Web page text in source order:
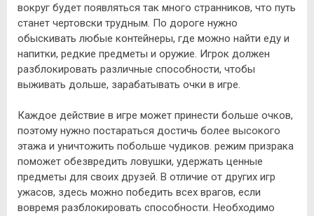
вокруг будет появляться так много странников, что путь
станет чертовски трудным. По дороге нужно
обыскивать любые контейнеры, где можно найти еду и
напитки, редкие предметы и оружие. Игрок должен
разблокировать различные способности, чтобы
выживать дольше, зарабатывать очки в игре.
Каждое действие в игре может принести больше очков,
поэтому нужно постараться достичь более высокого
этажа и уничтожить побольше чудиков. режим призрака
поможет обезвредить ловушки, удержать ценные
предметы для своих друзей. В отличие от других игр
ужасов, здесь можно победить всех врагов, если
вовремя разблокировать способности. Необходимо